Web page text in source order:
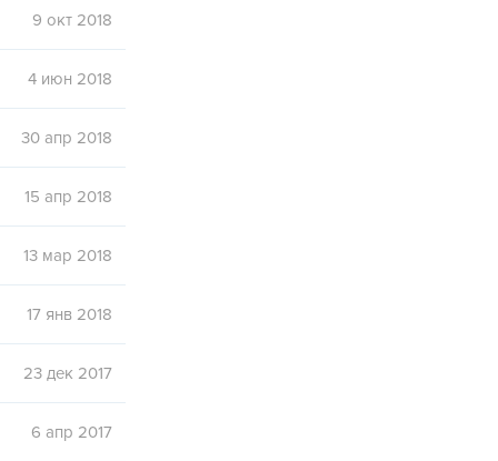
9 окт 2018
4 июн 2018
30 апр 2018
15 апр 2018
13 мар 2018
17 янв 2018
23 дек 2017
6 апр 2017